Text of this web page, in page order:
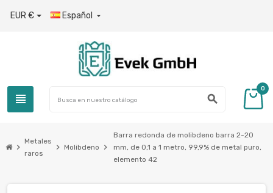
EUR € Español 
view_headline search
0
chevron_right
Metales
raros
chevron_right Molibdeno chevron_right
Barra redonda de molibdeno barra 2-20
mm, de 0,1 a 1 metro, 99,9% de metal puro,
elemento 42